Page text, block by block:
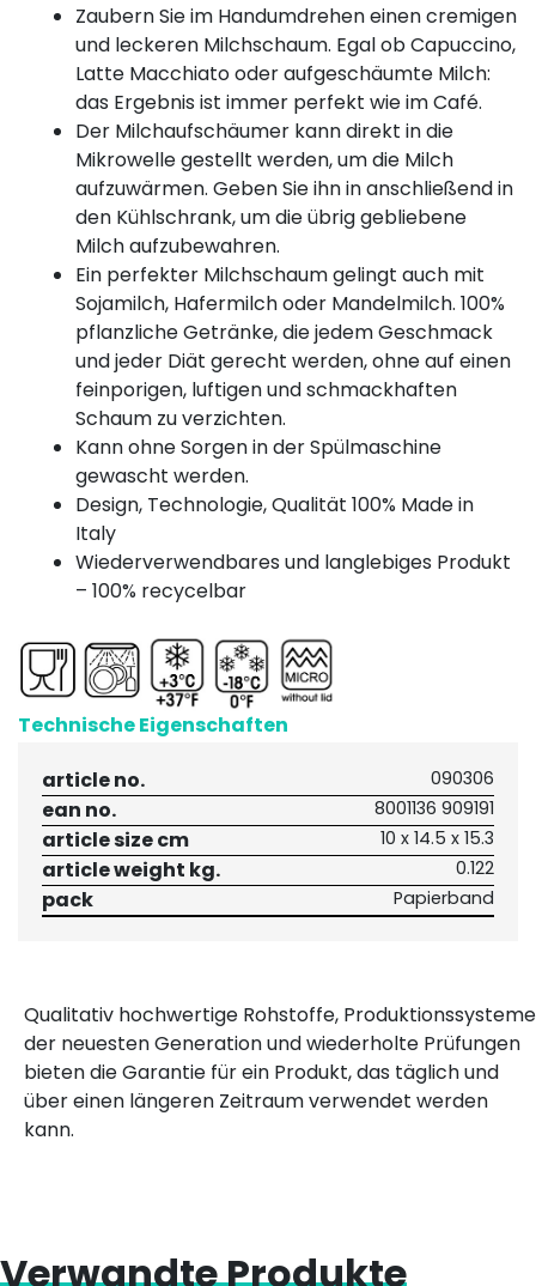
Zaubern Sie im Handumdrehen einen cremigen
und leckeren Milchschaum. Egal ob Capuccino,
Latte Macchiato oder aufgeschäumte Milch:
das Ergebnis ist immer perfekt wie im Café.
Der Milchaufschäumer kann direkt in die
Mikrowelle gestellt werden, um die Milch
aufzuwärmen. Geben Sie ihn in anschließend in
den Kühlschrank, um die übrig gebliebene
Milch aufzubewahren.
Ein perfekter Milchschaum gelingt auch mit
Sojamilch, Hafermilch oder Mandelmilch. 100%
pflanzliche Getränke, die jedem Geschmack
und jeder Diät gerecht werden, ohne auf einen
feinporigen, luftigen und schmackhaften
Schaum zu verzichten.
Kann ohne Sorgen in der Spülmaschine
gewascht werden.
Design, Technologie, Qualität 100% Made in
Italy
Wiederverwendbares und langlebiges Produkt
– 100% recycelbar
Technische Eigenschaften
article no.
090306
ean no. 8001136 909191
article size cm 10 x 14.5 x 15.3
article weight kg. 0.122
pack Papierband
Qualitativ hochwertige Rohstoffe, Produktionssysteme
der neuesten Generation und wiederholte Prüfungen
bieten die Garantie für ein Produkt, das täglich und
über einen längeren Zeitraum verwendet werden
kann.
Verwandte Produkte